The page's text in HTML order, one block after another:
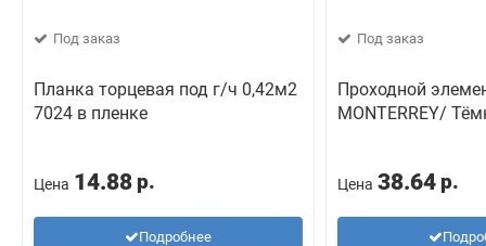
Под заказ
Планка торцевая под г/ч 0,42м2
7024 в пленке
Цена 14.88 р.
Подробнее
Под заказ
Проходной
MONTERREY/
Цена 38.64 р.